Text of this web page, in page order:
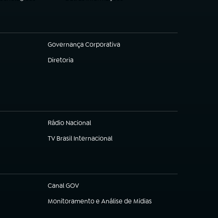
Governança Corporativa
(abre em nova aba)
Diretoria
(abre em nova aba)
Rádio Nacional
TV Brasil Internacional
(abre em nova aba)
Canal GOV
(abre em nova aba)
Monitoramento e Análise de Mídias
(abre em nova aba)